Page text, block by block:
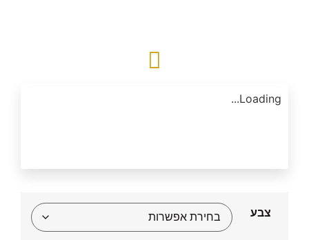
Loading...
צבע